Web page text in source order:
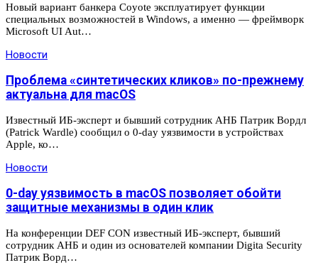
Новый вариант банкера Coyote эксплуатирует функции
специальных возможностей в Windows, а именно — фреймворк
Microsoft UI Aut…
Новости
Проблема «синтетических кликов» по-прежнему
актуальна для macOS
Известный ИБ-эксперт и бывший сотрудник АНБ Патрик Вордл
(Patrick Wardle) сообщил о 0-day уязвимости в устройствах
Apple, ко…
Новости
0-day уязвимость в macOS позволяет обойти
защитные механизмы в один клик
На конференции DEF CON известный ИБ-эксперт, бывший
сотрудник АНБ и один из основателей компании Digita Security
Патрик Ворд…